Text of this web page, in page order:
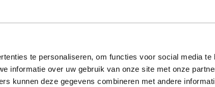
te personaliseren, om functies voor social media te
informatie over uw gebruik van onze site met onze
kunnen deze gegevens combineren met andere
Sneakersokken invisible zwart - 2 paar
website in English?
language isn't Dutch. Would you like to